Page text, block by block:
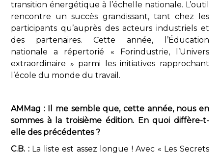
transition énergétique à l’échelle nationale. L’outil
rencontre un succès grandissant, tant chez les
participants qu’auprès des acteurs industriels et
des partenaires. Cette année, l’Éducation
nationale a répertorié « Forindustrie, l’Univers
extraordinaire » parmi les initiatives rapprochant
l’école du monde du travail.
AMMag : Il me semble que, cette année, nous en
sommes à la troisième édition. En quoi diffère-t-
elle des précédentes ?
C.B. :La liste est assez longue ! Avec « Les Secrets